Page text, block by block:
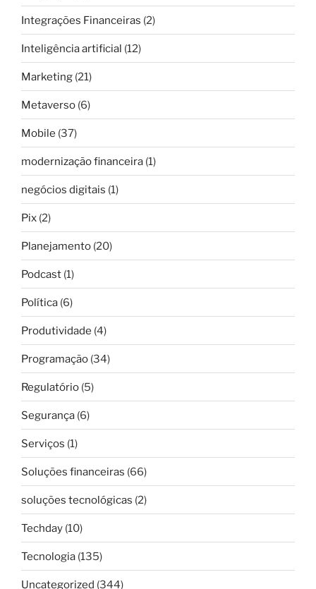
Integrações Financeiras (2)
Inteligência artificial (12)
Marketing (21)
Metaverso (6)
Mobile (37)
modernização financeira (1)
negócios digitais (1)
Pix (2)
Planejamento (20)
Podcast (1)
Política (6)
Produtividade (4)
Programação (34)
Regulatório (5)
Segurança (6)
Serviços (1)
Soluções financeiras (66)
soluções tecnológicas (2)
Techday (10)
Tecnologia (135)
Uncategorized (344)